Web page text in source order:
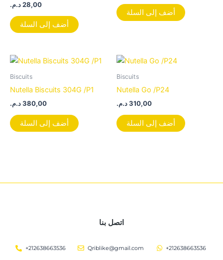
28,00د.م.
أضف إلى السلة
أضف إلى السلة
Biscuits
Nutella Biscuits 304G /P1
380,00د.م.
أضف إلى السلة
Biscuits
Nutella Go /P24
310,00د.م.
أضف إلى السلة
اتصل بنا
+212638663536 Qriblike@gmail.com +212638663536